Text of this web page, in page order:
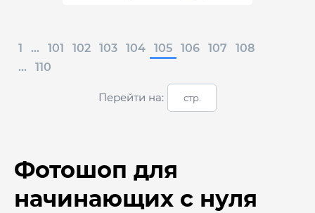
1 ... 101 102 103 104 105 106 107
108
...
110
Перейти на:
Фотошоп для
начинающих с нуля